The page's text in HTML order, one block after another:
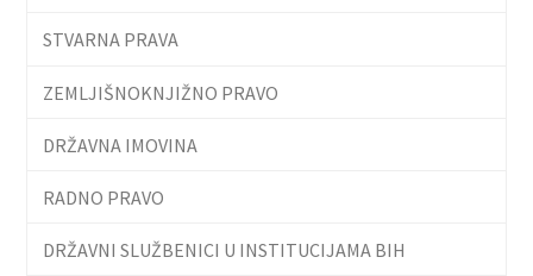
STVARNA PRAVA
ZEMLJIŠNOKNJIŽNO PRAVO
DRŽAVNA IMOVINA
RADNO PRAVO
DRŽAVNI SLUŽBENICI U INSTITUCIJAMA BIH